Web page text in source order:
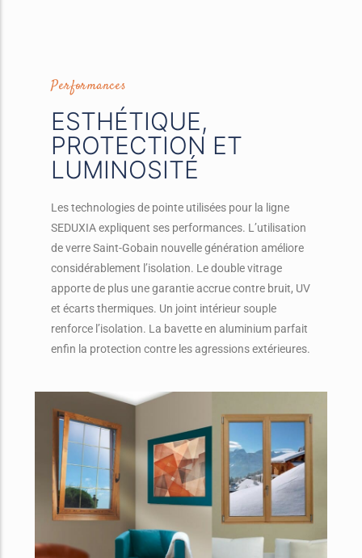
Performances
ESTHÉTIQUE,
PROTECTION ET
LUMINOSITÉ
Les technologies de pointe utilisées pour la ligne
SEDUXIA expliquent ses performances. L’utilisation
de verre Saint-Gobain nouvelle génération améliore
considérablement l’isolation. Le double vitrage
apporte de plus une garantie accrue contre bruit, UV
et écarts thermiques. Un joint intérieur souple
renforce l’isolation. La bavette en aluminium parfait
enfin la protection contre les agressions extérieures.